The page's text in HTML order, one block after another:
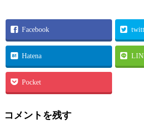
Facebook
Hatena
Pocket
コメントを残す